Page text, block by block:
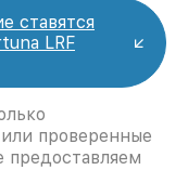
ставятся
LRF
проверенные